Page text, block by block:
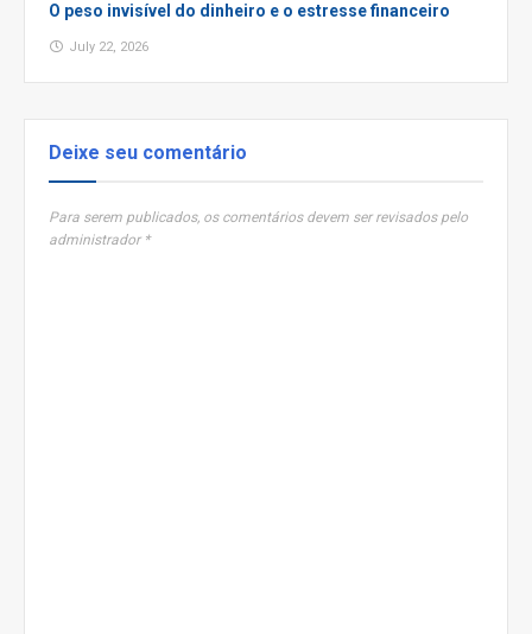
O peso invisível do dinheiro e o estresse financeiro
July 22, 2026
Deixe seu comentário
Para serem publicados, os comentários devem ser revisados pelo
administrador *